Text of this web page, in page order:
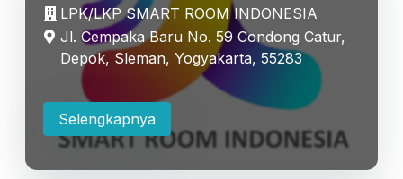
LPK/LKP SMART ROOM INDONESIA
Jl. Cempaka Baru No. 59 Condong Catur,
Depok, Sleman, Yogyakarta, 55283
Selengkapnya